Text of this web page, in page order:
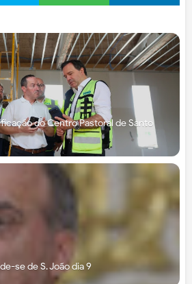
do Centro Pastoral de Santo
se de S. João dia 9